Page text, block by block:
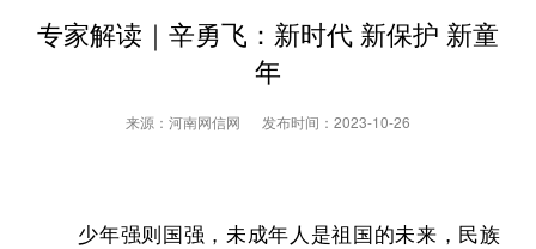
专家解读｜辛勇飞：新时代 新保护 新童
年
来源：河南网信网 发布时间： 2023-10-26
少年强则国强，未成年人是祖国的未来，民族